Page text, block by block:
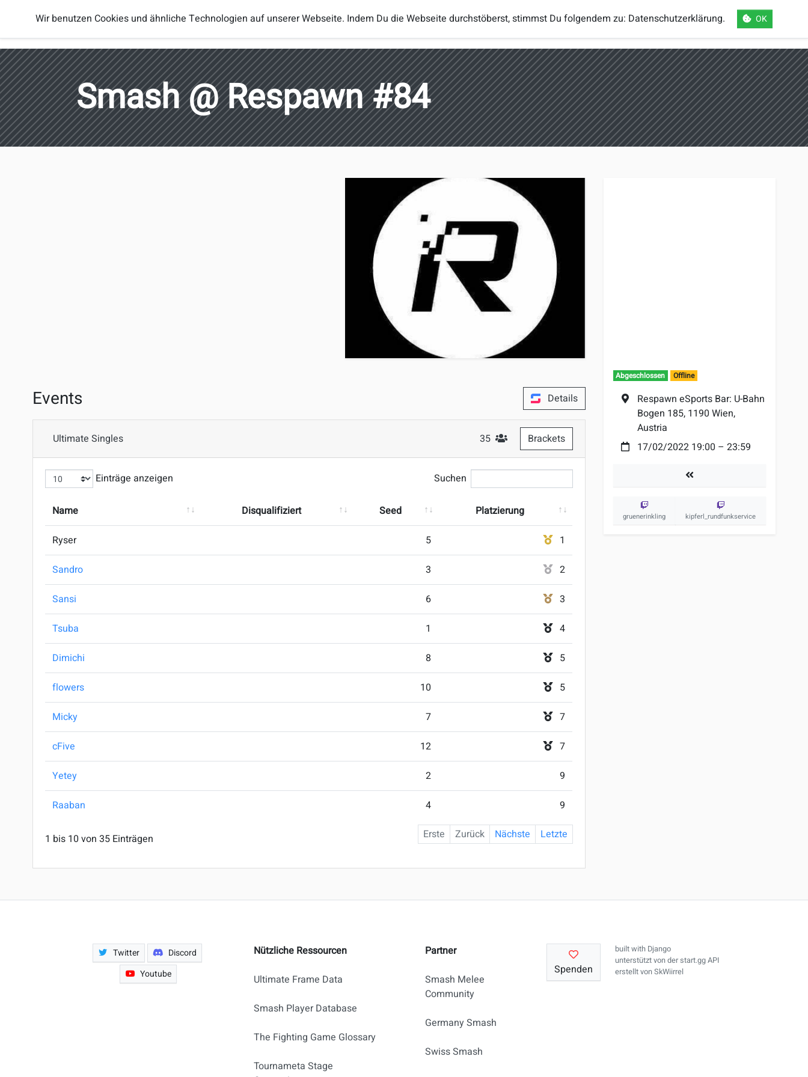
Smash
Brothers
Spieler Regionen Turniere Regeln Ranglisten eSports Sprache
Smash @ Respawn #84
Events Details
Ultimate Singles
35
#Teilnehmer
Brackets
Einträge anzeigen Suchen
Name Disqualifiziert Seed Platzierung
Ryser 5 1
Sandro 3 2
Sansi 6 3
Tsuba 1 4
Dimichi 8 5
flowers 10 5
Micky 7 7
cFive 12 7
Yetey 2 9
Raaban 4 9
1 bis 10 von 35 Einträgen Erste Zurück Nächste Letzte
Abgeschlossen Offline
Ort:
Respawn eSports Bar: U-Bahn
Bogen 185, 1190 Wien,
Austria
Datum:
17/02/2022 19:00 – 23:59
Turniere
gruenerinkling kipferl_rundfunkservice
Twitter
Discord
Youtube
Nützliche Ressourcen
Ultimate Frame Data
Smash Player Database
The Fighting Game Glossary
Tournameta Stage
Partner
Smash Melee
Community
Germany Smash
Swiss Smash
Spenden
built with Django
unterstützt von derstart.gg API
erstellt vonSkWiirrel
Wir benutzen Cookies und ähnliche Technologien auf unserer Webseite. Indem Du die Webseite durchstöberst, stimmst Du folgendem zu: Datenschutzerklärung. OK